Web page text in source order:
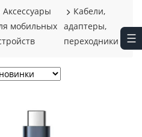
Аксессуары
мобильных
Кабели,
адаптеры,
переходники